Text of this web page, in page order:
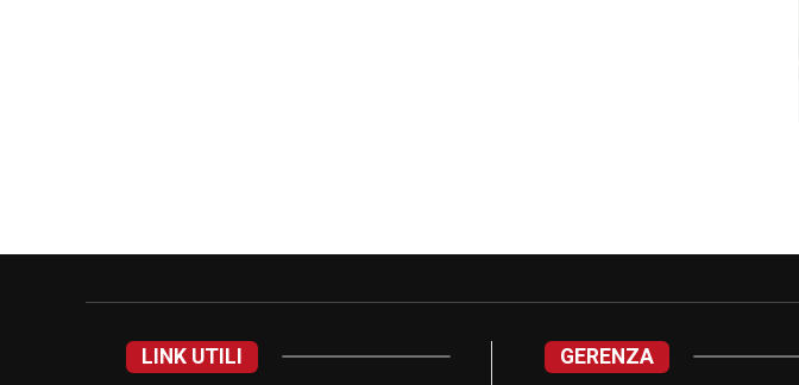
LINK UTILI GERENZA